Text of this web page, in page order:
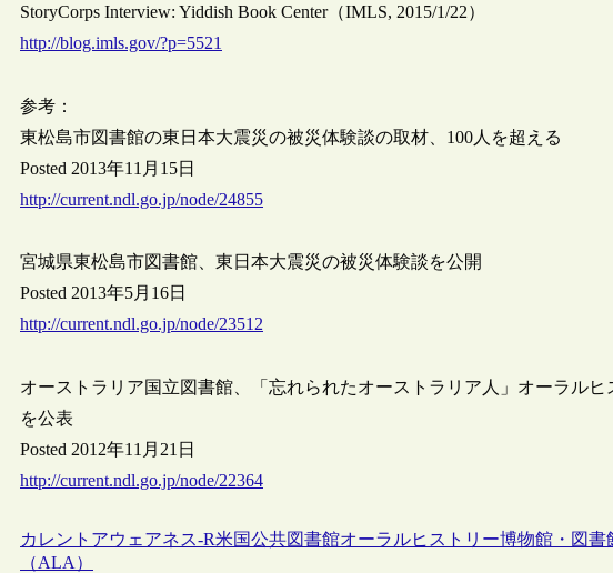
StoryCorps Interview: Yiddish Book Center（IMLS, 2015/1/22）
http://blog.imls.gov/?p=5521
参考：
東松島市図書館の東日本大震災の被災体験談の取材、100人を超える
Posted 2013年11月15日
http://current.ndl.go.jp/node/24855
宮城県東松島市図書館、東日本大震災の被災体験談を公開
Posted 2013年5月16日
http://current.ndl.go.jp/node/23512
オーストラリア国立図書館、「忘れられたオーストラリア人」オーラル
を公表
Posted 2012年11月21日
http://current.ndl.go.jp/node/22364
カレントアウェアネス-R米国公共図書館オーラルヒストリー博物館・図書
（ALA）